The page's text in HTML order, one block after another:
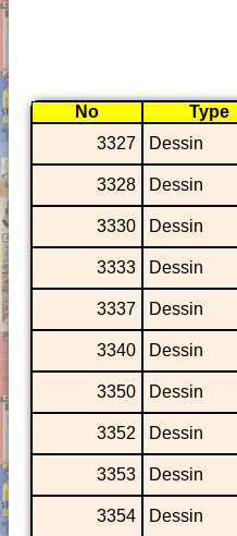
No Type
3327
Dessin
3328 Dessin
3330 Dessin
3333 Dessin
3337 Dessin
3340 Dessin
3350 Dessin
3352 Dessin
3353 Dessin
3354 Dessin